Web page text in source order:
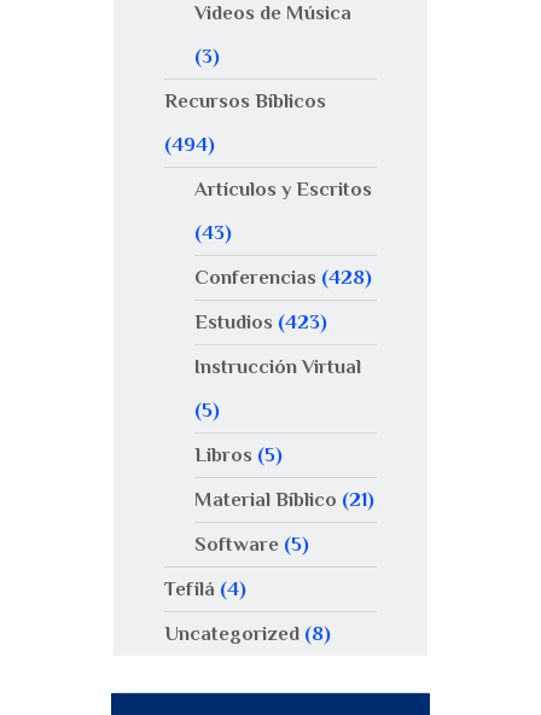
Videos de Música
(3)
Recursos Bíblicos
(494)
Artículos y Escritos
(43)
Conferencias (428)
Estudios (423)
Instrucción Virtual
(5)
Libros (5)
Material Bíblico (21)
Software(5)
Tefilá (4)
Uncategorized (8)